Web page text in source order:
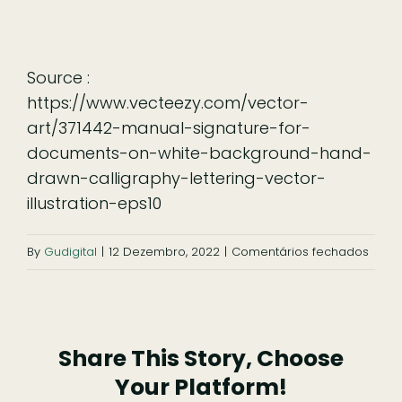
Source :
https://www.vecteezy.com/vector-
art/371442-manual-signature-for-
documents-on-white-background-hand-
drawn-calligraphy-lettering-vector-
illustration-eps10
By Gudigital | 12 Dezembro, 2022 | Comentários fechados
Share This Story, Choose
Your Platform!